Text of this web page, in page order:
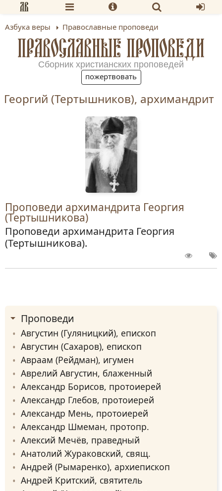
Азбука веры Православные проповеди
ПРАВОСЛАВНЫЕ ПРОПОВЕДИ
Сборник христианских проповедей
пожертвовать
Георгий (Тертышников), архимандрит
Проповеди архимандрита Георгия
(Тертышникова)
Проповеди архимандрита Георгия
(Тертышникова).
Проповеди
Августин (Гуляницкий), епископ
Августин (Сахаров), епископ
Авраам (Рейдман), игумен
Аврелий Августин, блаженный
Александр Борисов, протоиерей
Александр Глебов, протоиерей
Александр Мень, протоиерей
Александр Шмеман, протопр.
Алексий Мечёв, праведный
Анатолий Жураковский, свящ.
Андрей (Рымаренко), архиепископ
Андрей Критский, святитель